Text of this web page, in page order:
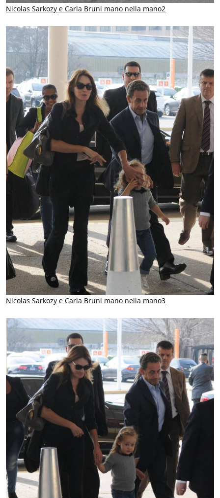
Nicolas Sarkozy e Carla Bruni mano nella mano2
Nicolas Sarkozy e Carla Bruni mano nella mano3